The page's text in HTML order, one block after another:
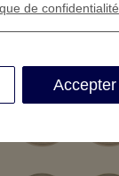
de confidentialité
Accepter